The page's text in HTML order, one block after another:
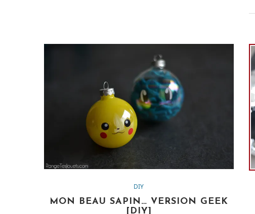
DIY
MON BEAU SAPIN… VERSION GEEK
[DIY]